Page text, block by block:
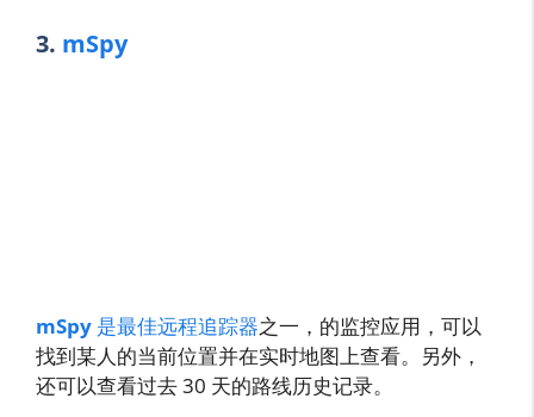
3. mSpy
mSpy 是最佳远程追踪器之一，的监控应用，可以
找到某人的当前位置并在实时地图上查看。另外，
还可以查看过去 30 天的路线历史记录。